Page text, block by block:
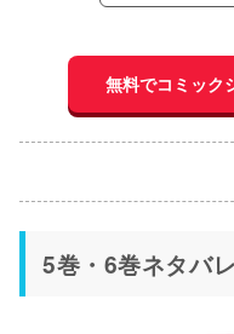
無料でコミック
5巻・6巻ネタバ